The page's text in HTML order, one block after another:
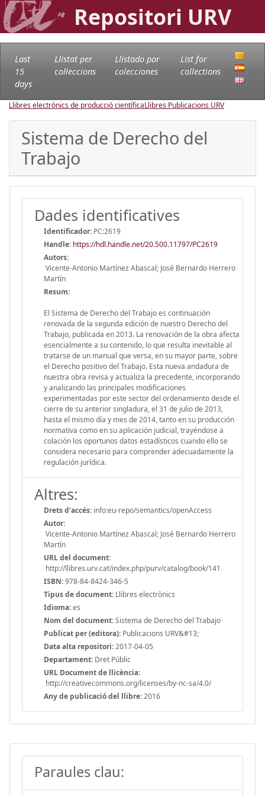
Repositori URV
Last
15
days
Llistat per
col·leccions
Llistado por
colecciones
List for
collections
Llibres electrònics de producció científicaLlibres Publicacions URV
Sistema de Derecho del
Trabajo
Dades identificatives
Identificador: PC:2619
Handle: https://hdl.handle.net/20.500.11797/PC2619
Autors:
Vicente-Antonio Martínez Abascal; José Bernardo Herrero
Martín
Resum:
El Sistema de Derecho del Trabajo es continuación
renovada de la segunda edición de nuestro Derecho del
Trabajo, publicada en 2013. La renovación de la obra afecta
esencialmente a su contenido, lo que resulta inevitable al
tratarse de un manual que versa, en su mayor parte, sobre
el Derecho positivo del Trabajo. Esta nueva andadura de
nuestra obra revisa y actualiza la precedente, incorporando
y analizando las principales modificaciones
experimentadas por este sector del ordenamiento desde el
cierre de su anterior singladura, el 31 de julio de 2013,
hasta el mismo día y mes de 2014, tanto en su producción
normativa como en su aplicación judicial, trayéndose a
colación los oportunos datos estadísticos cuando ello se
considera necesario para comprender adecuadamente la
regulación jurídica.
Altres:
Drets d'accés: info:eu-repo/semantics/openAccess
Autor:
Vicente-Antonio Martínez Abascal; José Bernardo Herrero
Martín
URL del document:
http://llibres.urv.cat/index.php/purv/catalog/book/141
ISBN:978-84-8424-346-5
Tipus de document: Llibres electrònics
Idioma:es
Nom del document:Sistema de Derecho del Trabajo
Publicat per (editora): Publicacions URV&#13;
Data alta repositori:2017-04-05
Departament: Dret Públic
URL Document de llicència:
http://creativecommons.org/licenses/by-nc-sa/4.0/
Any de publicació del llibre:2016
Paraules clau: